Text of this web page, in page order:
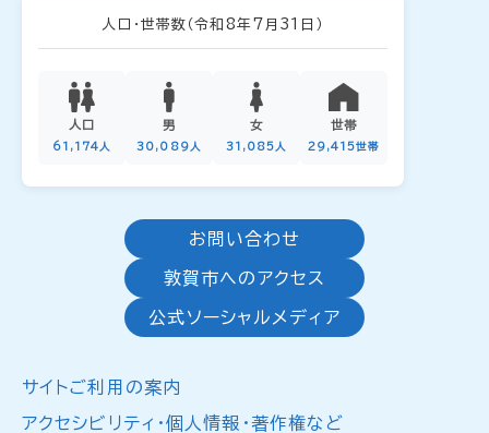
人口・世帯数 （令和8年7月31日）
人口
61,174人
男
30,089人
女
31,085人
世帯
29,415世帯
お問い合わせ
敦賀市へのアクセス
公式ソーシャルメディア
サイトご利用の案内
アクセシビリティ・個人情報・著作権など